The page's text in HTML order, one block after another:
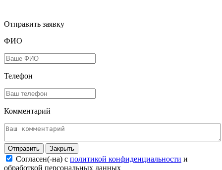
Отправить заявку
ФИО
Телефон
Комментарий
Закрыть
Согласен(-на) c политикой конфиденциальности и
обработкой персональных данных